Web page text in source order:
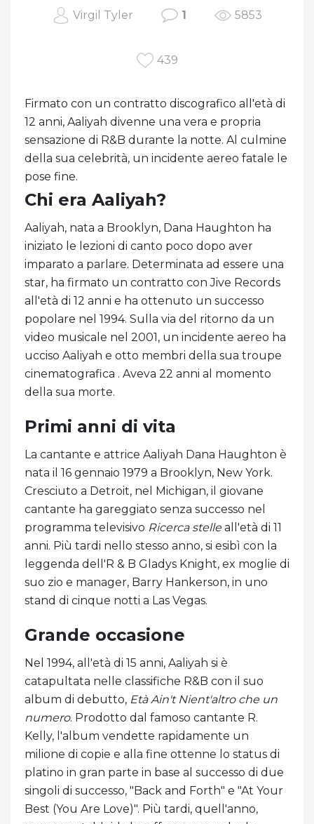
Virgil Tyler 1 5853
439
Firmato con un contratto discografico all'età di
12 anni, Aaliyah divenne una vera e propria
sensazione di R&B durante la notte. Al culmine
della sua celebrità, un incidente aereo fatale le
pose fine.
Chi era Aaliyah?
Aaliyah, nata a Brooklyn, Dana Haughton ha
iniziato le lezioni di canto poco dopo aver
imparato a parlare. Determinata ad essere una
star, ha firmato un contratto con Jive Records
all'età di 12 anni e ha ottenuto un successo
popolare nel 1994. Sulla via del ritorno da un
video musicale nel 2001, un incidente aereo ha
ucciso Aaliyah e otto membri della sua troupe
cinematografica . Aveva 22 anni al momento
della sua morte.
Primi anni di vita
La cantante e attrice Aaliyah Dana Haughton è
nata il 16 gennaio 1979 a Brooklyn, New York.
Cresciuto a Detroit, nel Michigan, il giovane
cantante ha gareggiato senza successo nel
programma televisivo Ricerca stelleall'età di 11
anni. Più tardi nello stesso anno, si esibì con la
leggenda dell'R & B Gladys Knight, ex moglie di
suo zio e manager, Barry Hankerson, in uno
stand di cinque notti a Las Vegas.
Grande occasione
Nel 1994, all'età di 15 anni, Aaliyah si è
catapultata nelle classifiche R&B con il suo
album di debutto, Età Ain't Nient'altro che un
numero. Prodotto dal famoso cantante R.
Kelly, l'album vendette rapidamente un
milione di copie e alla fine ottenne lo status di
platino in gran parte in base al successo di due
singoli di successo, "Back and Forth" e "At Your
Best (You Are Love)". Più tardi, quell'anno,